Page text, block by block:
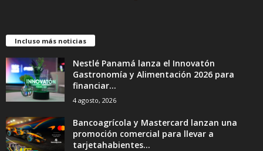
Incluso más noticias
Nestlé Panamá lanza el Innovatón
Gastronomía y Alimentación 2026 para
financiar...
4 agosto, 2026
Bancoagrícola y Mastercard lanzan una
promoción comercial para llevar a
tarjetahabientes...